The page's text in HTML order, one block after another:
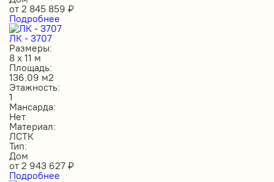
от 2 845 859 ₽
Подробнее
ЛК - 3707
Размеры:
8 х 11 м
Площадь:
136.09 м2
Этажность:
1
Мансарда:
Нет
Материал:
ЛСТК
Тип:
Дом
от 2 943 627 ₽
Подробнее